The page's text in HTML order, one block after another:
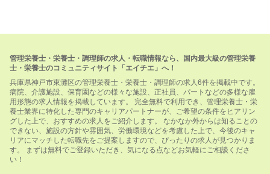
管理栄養士・栄養士・調理師の求人・転職情報なら、国内最大級の管理栄養
士・栄養士のコミュニティサイト「エイチエ」へ！
兵庫県神戸市東灘区の管理栄養士・栄養士・調理師の求人6件を掲載中です。
病院、介護施設、保育園などの様々な施設、正社員、パートなどの多様な雇
用形態の求人情報を掲載しています。 完全無料で利用でき、管理栄養士・栄
養士業界に特化した専門のキャリアパートナーが、ご希望の条件をヒアリン
グした上で、おすすめの求人をご紹介します。 なかなか外からは知ることの
できない、施設の方針や雰囲気、労働環境などを考慮した上で、今後のキャ
リアにマッチした転職先をご提案しますので、ぴったりの求人が見つかりま
す。 まずは無料でご登録いただき、気になる点などお気軽にご相談くださ
い！